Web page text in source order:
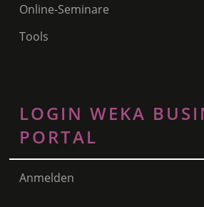
Online-Seminare
Tools
LOGIN WEKA
PORTAL
Anmelden